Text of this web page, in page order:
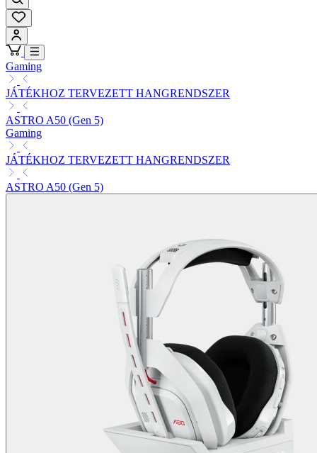
Gaming
JÁTÉKHOZ TERVEZETT HANGRENDSZER
ASTRO A50 (Gen 5)
Gaming
JÁTÉKHOZ TERVEZETT HANGRENDSZER
ASTRO A50 (Gen 5)